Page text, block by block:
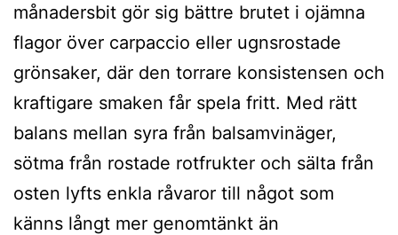
månadersbit gör sig bättre brutet i ojämna
flagor över carpaccio eller ugnsrostade
grönsaker, där den torrare konsistensen och
kraftigare smaken får spela fritt. Med rätt
balans mellan syra från balsamvinäger,
sötma från rostade rotfrukter och sälta från
osten lyfts enkla råvaror till något som
känns långt mer genomtänkt än